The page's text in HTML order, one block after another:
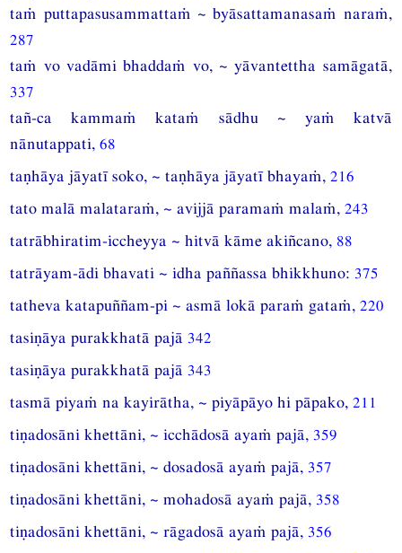
taṁ puttapasusammattaṁ ~ byāsattamanasaṁ naraṁ,
287
taṁ vo vadāmi bhaddaṁ vo, ~ yāvantettha samāgatā,
337
tañ-ca kammaṁ kataṁ sādhu ~ yaṁ katvā
nānutappati,68
taṇhāya jāyatī soko, ~ taṇhāya jāyatī bhayaṁ,216
tato malā malataraṁ, ~ avijjā paramaṁ malaṁ,243
tatrābhiratim-iccheyya ~ hitvā kāme akiñcano, 88
tatrāyam-ādi bhavati ~ idha paññassa bhikkhuno: 375
tatheva katapuññam-pi ~ asmā lokā paraṁ gataṁ,220
tasiṇāya purakkhatā pajā 342
tasiṇāya purakkhatā pajā 343
tasmā piyaṁ na kayirātha, ~ piyāpāyo hi pāpako,211
tiṇadosāni khettāni, ~ icchādosā ayaṁ pajā, 359
tiṇadosāni khettāni, ~ dosadosā ayaṁ pajā, 357
tiṇadosāni khettāni, ~ mohadosā ayaṁ pajā, 358
tiṇadosāni khettāni, ~ rāgadosā ayaṁ pajā, 356